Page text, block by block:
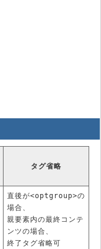
タグ省略
直後が<optgroup>の
場合、
親要素内の最終コンテ
ンツの場合、
終了タグ省略可